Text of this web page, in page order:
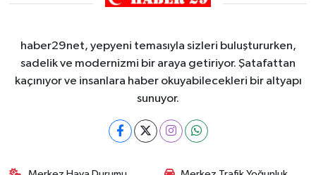
haber29net, yepyeni temasıyla sizleri buluştururken,
sadelik ve modernizmi bir araya getiriyor. Şatafattan
kaçınıyor ve insanlara haber okuyabilecekleri bir altyapı
sunuyor.